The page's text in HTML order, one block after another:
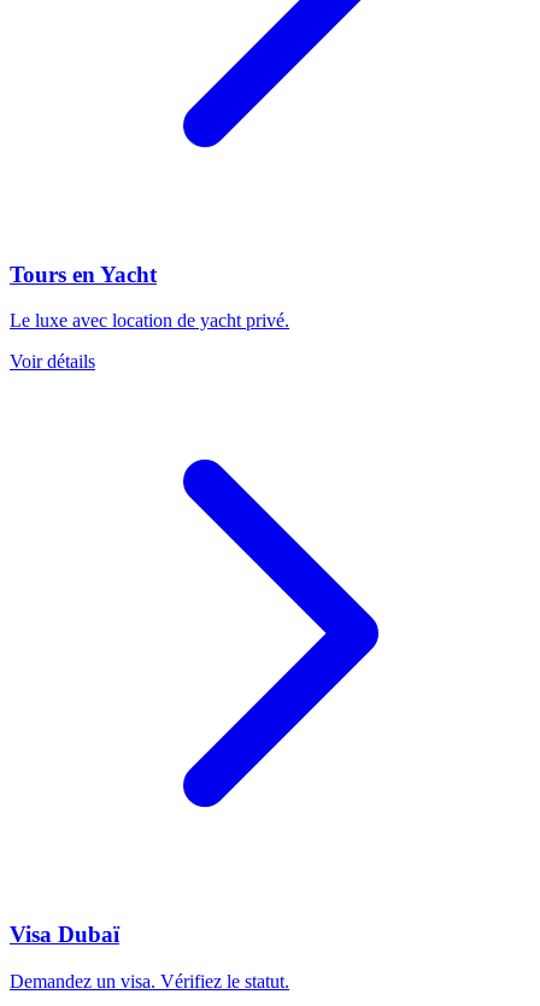
Tours en Yacht
Le luxe avec location de yacht privé.
Voir détails
Visa Dubaï
Demandez un visa. Vérifiez le statut.